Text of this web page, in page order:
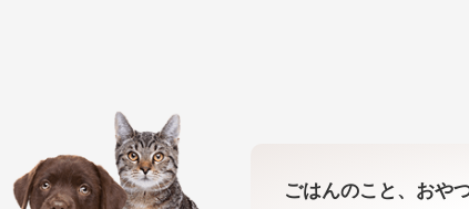
ごはんのこと、おや